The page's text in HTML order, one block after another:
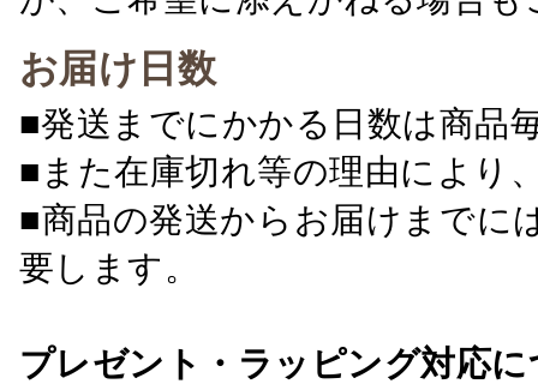
お届け日数
■発送までにかかる日数は商品
■また在庫切れ等の理由により
■商品の発送からお届けまでに
要します。
プレゼント・ラッピング対応